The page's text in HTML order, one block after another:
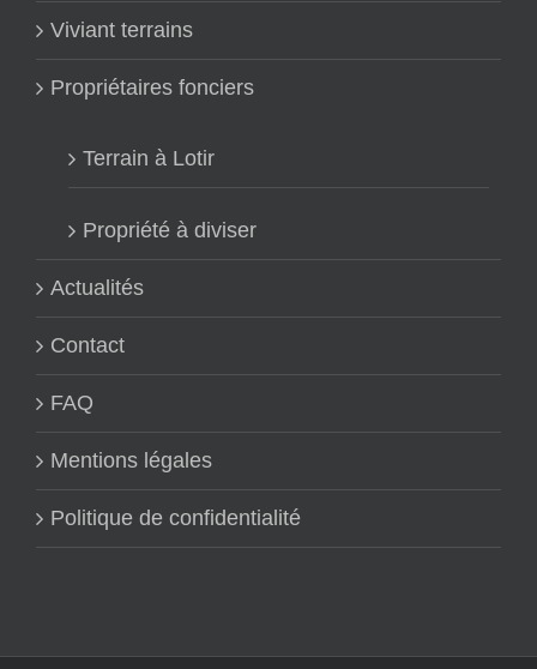
Viviant terrains
Propriétaires fonciers
Terrain à Lotir
Propriété à diviser
Actualités
Contact
FAQ
Mentions légales
Politique de confidentialité